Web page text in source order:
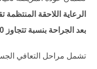
الرعاية اللاحقة
بعد الجراحة بنسبة تتجاوز 40%).
تشمل مراحل التعافي